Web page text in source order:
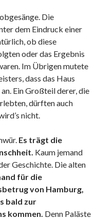
Die
dem Eindruck einer
ob diese
oder das Ergebnis
Im Übrigen mutete
dass das Haus
Ein Großteil derer, die
dürften auch
nicht.
Es trägt die
Kaum jemand
Geschichte. Die alten
für die
von Hamburg,
bald zur
kommen. Denn Paläste